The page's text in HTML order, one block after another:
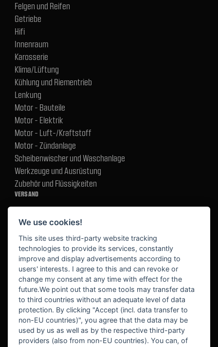
Felgen und Reifen
Getriebe
Hifi
Innenraum
Karosserie
Klima/Lüftung
Kühlung und Riementrieb
Lenkung
Motor - Bauteile
Motor - Elektrik
Motor - Luft-/Kraftstoff
Motor - Zündanlage
Scheibenwischer und Waschanlage
Werkzeuge und Ausrüstung
Zubehör und Flüssigkeiten
VERSAND
BEKANNT AUS
We use cookies!
This site uses third-party website tracking
technologies to provide its services, constantly
improve and display advertisements according to
users' interests. I agree to this and can revoke or
change my consent at any time with effect for the
future.We point out that some tools may transfer data
to third countries without an adequate level of data
protection. By clicking "Accept (incl. data transfer to
non-EU countries)", you agree that the data may be
used by us as well as by the respective third-party
providers (also from non-EU countries). You can, of